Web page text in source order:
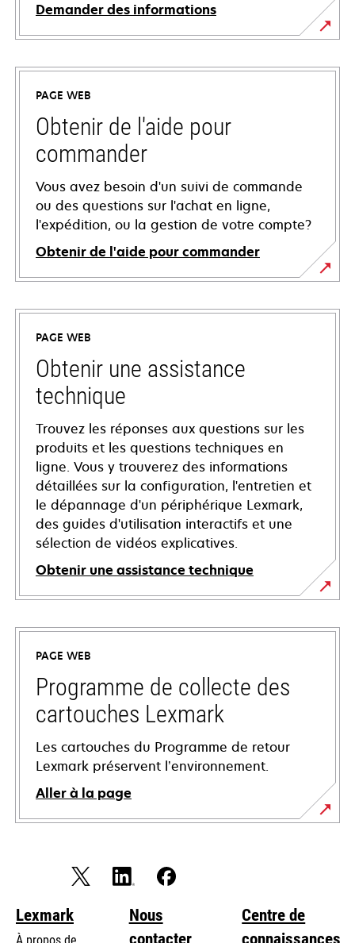
Demander des informations
PAGE WEB
Obtenir de l'aide pour
commander
Vous avez besoin d'un suivi de commande
ou des questions sur l'achat en ligne,
l'expédition, ou la gestion de votre compte?
Obtenir de l'aide pour commander
PAGE WEB
Obtenir une assistance
technique
Trouvez les réponses aux questions sur les
produits et les questions techniques en
ligne. Vous y trouverez des informations
détaillées sur la configuration, l'entretien et
le dépannage d'un périphérique Lexmark,
des guides d'utilisation interactifs et une
sélection de vidéos explicatives.
Obtenir une assistance technique
s’ouvre
dans
nouvel
onglet
PAGE WEB
Programme de collecte des
cartouches Lexmark
Les cartouches du Programme de retour
Lexmark préservent l’environnement.
Aller à la page
Lexmark
Nous
contacter
Centre de
connaissances